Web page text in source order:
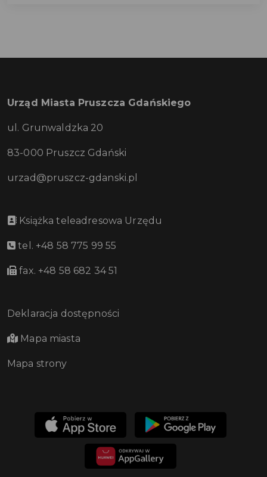
Urząd Miasta Pruszcza Gdańskiego
ul. Grunwaldzka 20
83-000 Pruszcz Gdański
urzad@pruszcz-gdanski.pl
Książka teleadresowa Urzędu
tel. +48 58 775 99 55
fax. +48 58 682 34 51
Deklaracja dostępności
Mapa miasta
Mapa strony